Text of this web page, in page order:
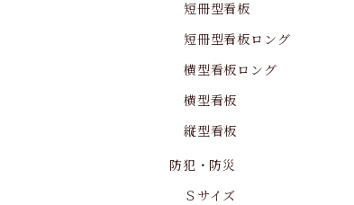
短冊型看板
短冊型看板ロング
横型看板ロング
横型看板
縦型看板
防犯・防災
Ｓサイズ